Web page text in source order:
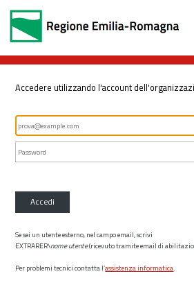
Accedere utilizzando l'account
Accedi
Se sei un utente esterno, nel campo email, scrivi
EXTRARER\nome utente(ricevuto tramite email di
Per problemi tecnici contatta l’assistenza informatica.